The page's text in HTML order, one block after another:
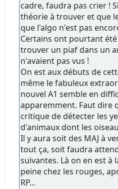
cadre, faudra pas crier !
théorie à trouver et que
que l'algo n'est pas
Certains ont pourtant
trouver un piaf dans un
n'avaient pas vus !
On est aux débuts de
même le fabuleux
nouvel A1 semble en
apparemment. Faut dire
critique de détecter les
d'animaux dont les
Il y aura soit des MAJ à
tout ça, soit faudra
suivantes. Là on en est à
peine chez les rouges,
RP...